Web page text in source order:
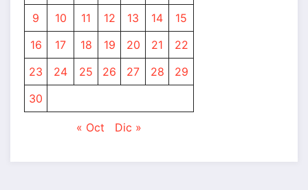
9
10 11 12 13 14
15
16
17 18 19 20 21
22
23
24 25 26 27 28
29
30
« Oct Dic »